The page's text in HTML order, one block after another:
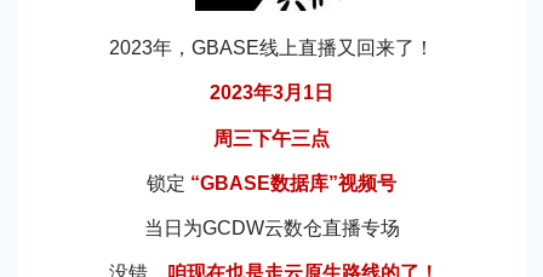
2023年，GBASE线上直播又回来了！
2023年3月1日
周三下午三点
锁定 “GBASE数据库”视频号
当日为GCDW云数仓直播专场